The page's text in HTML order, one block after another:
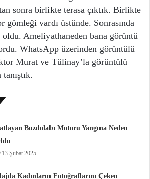
sonra birlikte terasa çıktık. Birlikte
gömleği vardı üstünde. Sonrasında
Ameliyathaneden bana görüntü
WhatsApp üzerinden görüntülü
Murat ve Tülinay’la görüntülü
Buzdolabı Motoru Yangına Neden
13 Şubat 2025
Kadınların Fotoğraflarını Çeken